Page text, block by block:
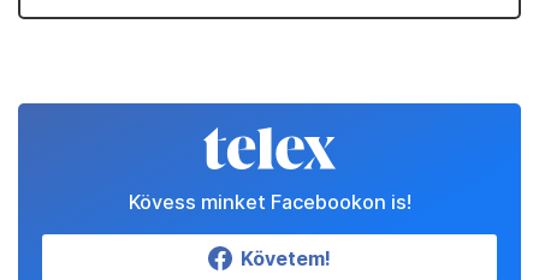
Kövess minket Facebookon is!
Követem!